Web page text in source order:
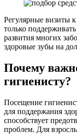
Регулярные визиты
только
развития многих
здоровые зубы на
Почему
гигиенисту?
Посещение
для поддержания
способствует
проблем. Для